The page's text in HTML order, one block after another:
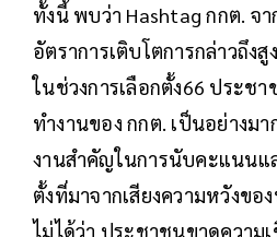
ทั้งนี้ พบว่า Hashtag กกต. จ
อัตราการเติบโตการกล่าวถึงสู
ในช่วงการเลือกตั้ง66 ประช
ทำงานของ กกต. เป็นอย่างม
งานสำคัญในการนับคะแนนแ
ตั้งที่มาจากเสียงความหวังขอ
ไม่ได้ว่า ประชาชนขาดความ